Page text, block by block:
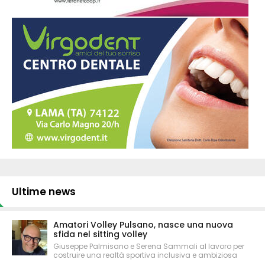
Ultime news
Amatori Volley Pulsano, nasce una nuova
sfida nel sitting volley
Giuseppe Palmisano e Serena Sammali al lavoro per
costruire una realtà sportiva inclusiva e ambiziosa